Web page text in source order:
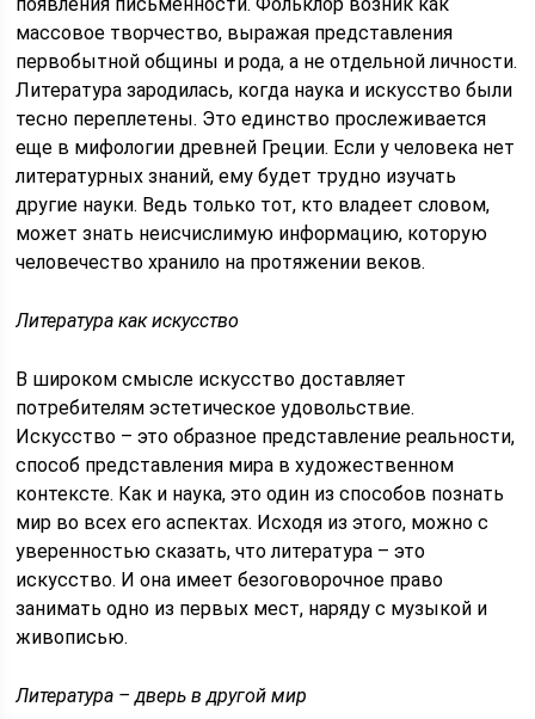
массовое творчество, выражая представления
первобытной общины и рода, а не отдельной личности.
Литература зародилась, когда наука и искусство были
тесно переплетены. Это единство прослеживается
еще в мифологии древней Греции. Если у человека нет
литературных знаний, ему будет трудно изучать
другие науки. Ведь только тот, кто владеет словом,
может знать неисчислимую информацию, которую
человечество хранило на протяжении веков.
Литература как искусство
В широком смысле искусство доставляет
потребителям эстетическое удовольствие.
Искусство – это образное представление реальности,
способ представления мира в художественном
контексте. Как и наука, это один из способов познать
мир во всех его аспектах. Исходя из этого, можно с
уверенностью сказать, что литература – это
искусство. И она имеет безоговорочное право
занимать одно из первых мест, наряду с музыкой и
живописью.
Литература – дверь в другой мир